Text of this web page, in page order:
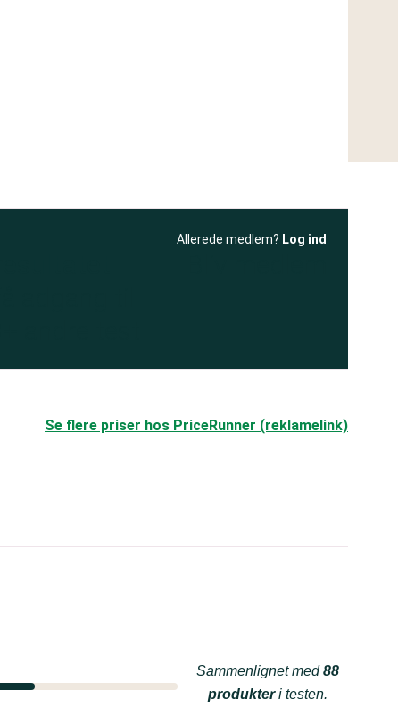
Allerede medlem? Log ind
Se flere priser hos PriceRunner (reklamelink)
Sammenlignet med88
produkteri testen.